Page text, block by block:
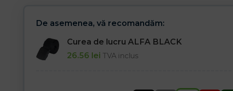
De asemenea, vă recomandăm:
Curea de lucru ALFA BLACK
26.56 lei TVA inclus